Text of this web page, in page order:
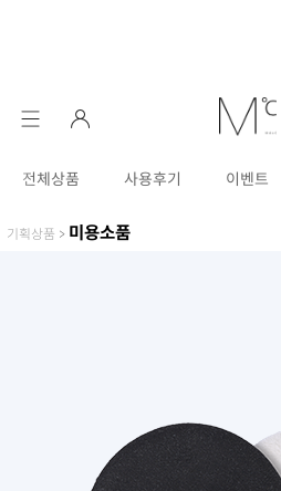
전체상품 사용후기 이벤트
기획상품 > 미용소품